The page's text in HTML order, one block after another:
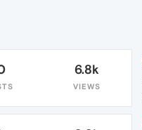
6.8k
VIEWS